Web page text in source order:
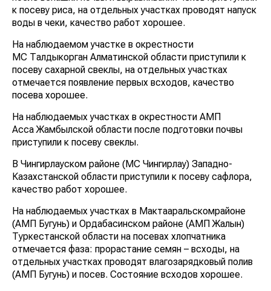
к посеву риса, на отдельных участках проводят напуск
воды в чеки, качество работ хорошее.
На наблюдаемом участке в окрестности
МС Талдыкорган Алматинской области приступили к
посеву сахарной свеклы, на отдельных участках
отмечается появление первых всходов, качество
посева хорошее.
На наблюдаемых участках в окрестности АМП
Асса Жамбылской области после подготовки почвы
приступили к посеву свеклы.
В Чингирлауском районе (МС Чингирлау) Западно-
Казахстанской области приступили к посеву сафлора,
качество работ хорошее.
На наблюдаемых участках в Мактааральскомрайоне
(АМП Бугунь) и Ордабасинском районе (АМП Жалын)
Туркестанской области на посевах хлопчатника
отмечается фаза: прорастание семян – всходы, на
отдельных участках проводят влагозарядковый полив
(АМП Бугунь) и посев. Состояние всходов хорошее.